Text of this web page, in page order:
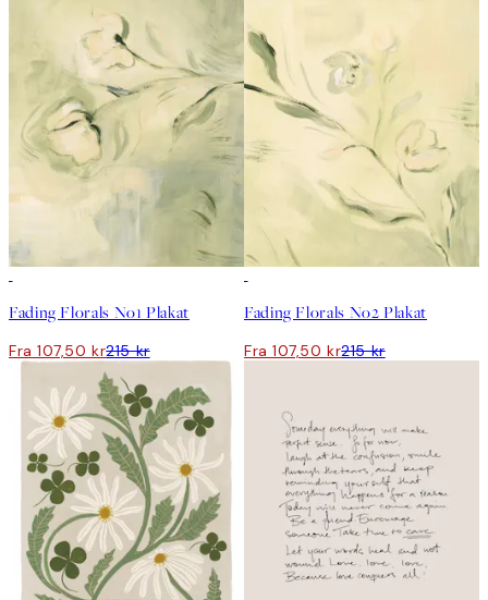
Fading Florals No1 Plakat
Fra 107,50 kr215 kr
Fading Florals No2 Plakat
Fra 107,50 kr215 kr